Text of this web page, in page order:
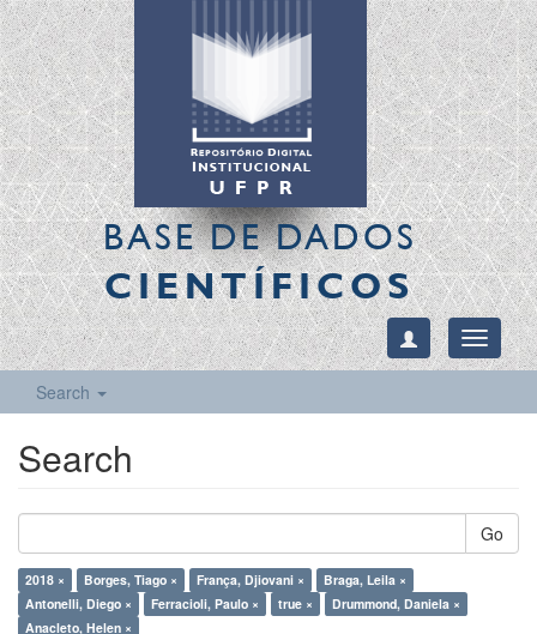
BASE DE DADOS
CIENTÍFICOS
Toggle
Search
Search
Go
2018 × Borges, Tiago × França, Djiovani ×
Braga, Leila ×
Antonelli, Diego ×
Ferracioli, Paulo × true ×
Drummond, Daniela ×
Anacleto, Helen ×